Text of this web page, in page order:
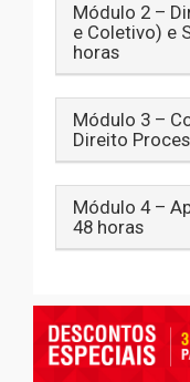
Módulo 2 –
e Coletivo) e
horas
Módulo 3 –
Direito
Módulo 4 –
48 horas